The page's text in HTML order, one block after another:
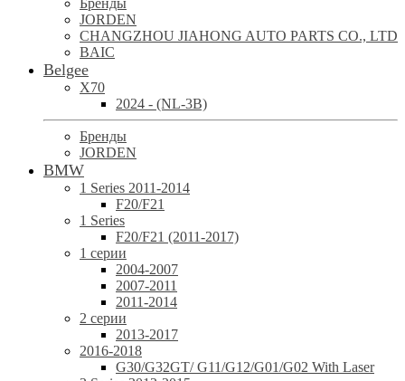
Бренды
JORDEN
CHANGZHOU JIAHONG AUTO PARTS CO., LTD
BAIC
Belgee
X70
2024 - (NL-3B)
Бренды
JORDEN
BMW
1 Series 2011-2014
F20/F21
1 Series
F20/F21 (2011-2017)
1 серии
2004-2007
2007-2011
2011-2014
2 серии
2013-2017
2016-2018
G30/G32GT/ G11/G12/G01/G02 With Laser